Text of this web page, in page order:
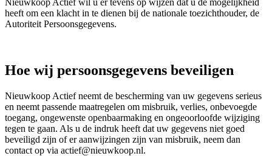
Nieuwkoop Actief wil u er tevens op wijzen dat u de mogelijkheid
heeft om een klacht in te dienen bij de nationale toezichthouder, de
Autoriteit Persoonsgegevens.
Hoe wij persoonsgegevens beveiligen
Nieuwkoop Actief neemt de bescherming van uw gegevens serieus
en neemt passende maatregelen om misbruik, verlies, onbevoegde
toegang, ongewenste openbaarmaking en ongeoorloofde wijziging
tegen te gaan. Als u de indruk heeft dat uw gegevens niet goed
beveiligd zijn of er aanwijzingen zijn van misbruik, neem dan
contact op via actief@nieuwkoop.nl.